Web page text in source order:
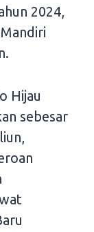
2024,
Hijau
sebesar